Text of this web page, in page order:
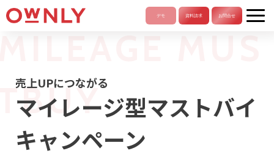
Menu Item 2
売上UPにつながる
マイレージ型マストバイ
キャンペーン